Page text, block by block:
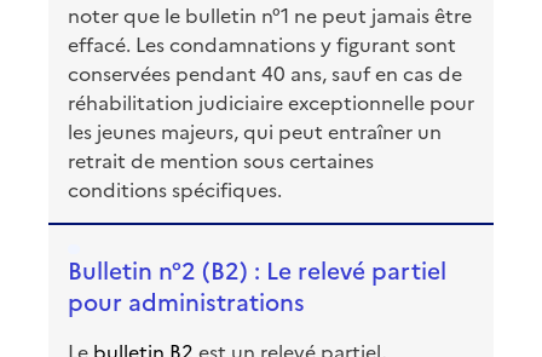
noter que le bulletin n°1 ne peut jamais être
effacé. Les condamnations y figurant sont
conservées pendant 40 ans, sauf en cas de
réhabilitation judiciaire exceptionnelle pour
les jeunes majeurs, qui peut entraîner un
retrait de mention sous certaines
conditions spécifiques.
Bulletin n°2 (B2) : Le relevé partiel
pour administrations
Le bulletin B2 est un relevé partiel,